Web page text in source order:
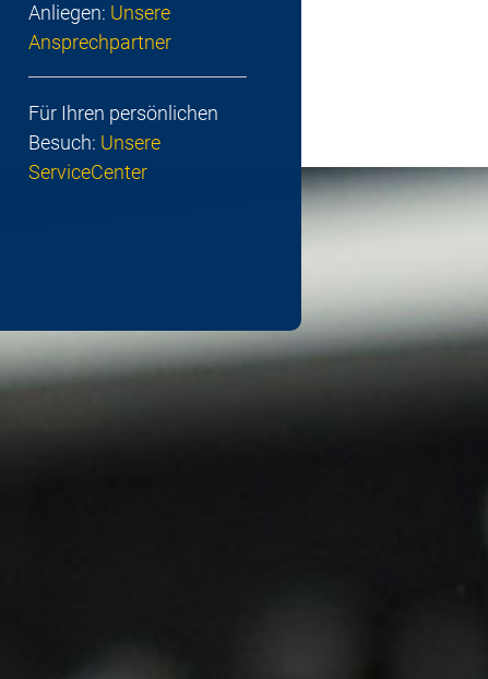
Anliegen: Unsere
Ansprechpartner
Für Ihren persönlichen
Besuch: Unsere
ServiceCenter